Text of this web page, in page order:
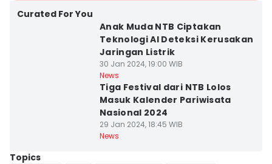
Curated For You
Anak Muda NTB Ciptakan
Teknologi AI Deteksi Kerusakan
Jaringan Listrik
30 Jan 2024, 19:00 WIB
News
Tiga Festival dari NTB Lolos
Masuk Kalender Pariwisata
Nasional 2024
29 Jan 2024, 18:45 WIB
News
Topics